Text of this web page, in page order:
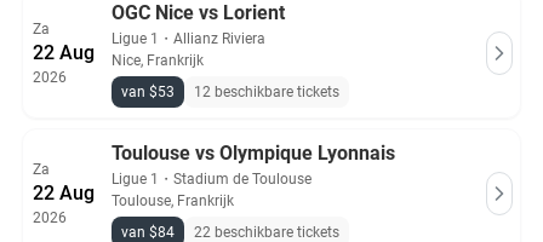
Za
22 Aug
2026
OGC Nice vs Lorient
Ligue 1 ・ Allianz Riviera
Nice, Frankrijk
van $53
12 beschikbare tickets
Za
22 Aug
2026
Toulouse vs Olympique Lyonnais
Ligue 1 ・ Stadium de Toulouse
Toulouse, Frankrijk
van $84
22 beschikbare tickets